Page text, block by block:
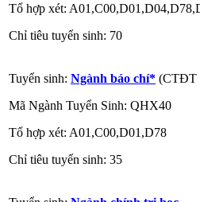
Tổ hợp xét:
Chỉ tiêu tuyển sinh: 70
Tuyển sinh: Ngành báo chí* (CTĐT
Mã Ngành Tuyển Sinh: QHX40
Tổ hợp xét: A01,C00,D01,D78
Chỉ tiêu tuyển sinh: 35